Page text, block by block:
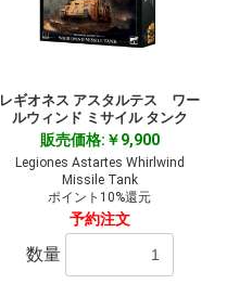
レギオネス アスタルテス ワー
ルウィンド ミサイル タンク
販売価格:￥9,900
Legiones Astartes Whirlwind
Missile Tank
ポイント10%還元
予約注文
数量